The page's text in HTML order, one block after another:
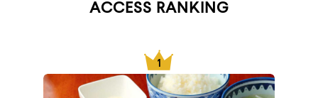
ACCESS RANKING